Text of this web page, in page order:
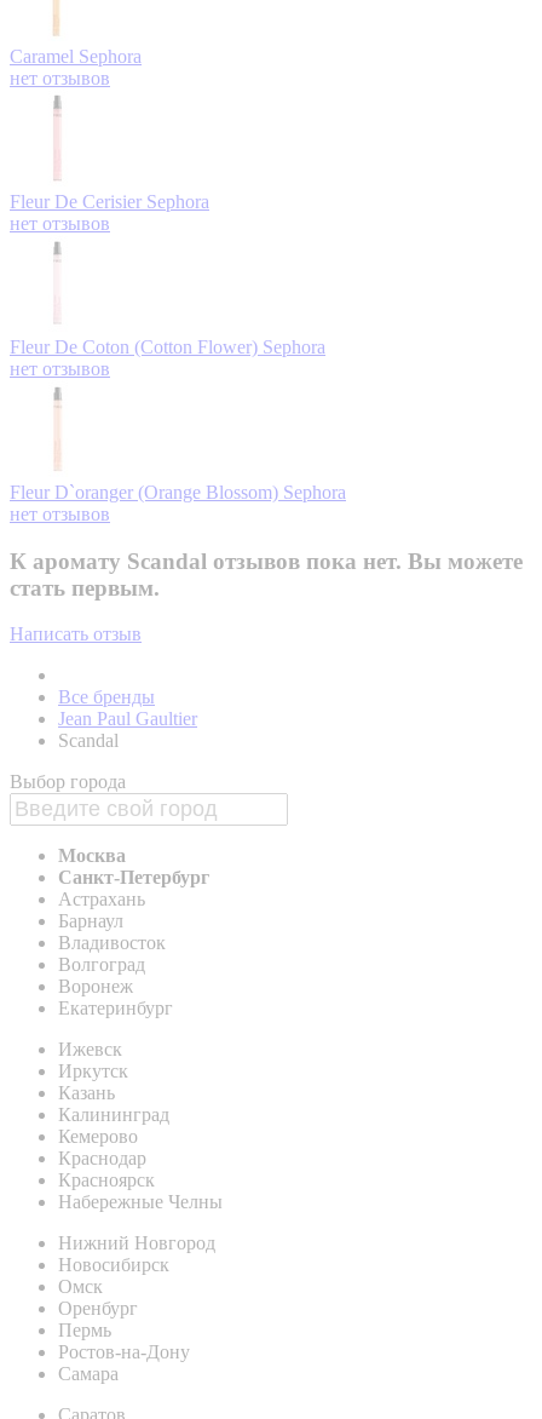
Caramel Sephora
нет отзывов
Fleur De Cerisier Sephora
нет отзывов
Fleur De Coton (Cotton Flower) Sephora
нет отзывов
Fleur D`oranger (Orange Blossom) Sephora
нет отзывов
К аромату Scandal отзывов пока нет. Вы можете
стать первым.
Написать отзыв
Все бренды
Jean Paul Gaultier
Scandal
Выбор города
Москва
Санкт-Петербург
Астрахань
Барнаул
Владивосток
Волгоград
Воронеж
Екатеринбург
Ижевск
Иркутск
Казань
Калининград
Кемерово
Краснодар
Красноярск
Набережные Челны
Нижний Новгород
Новосибирск
Омск
Оренбург
Пермь
Ростов-на-Дону
Самара